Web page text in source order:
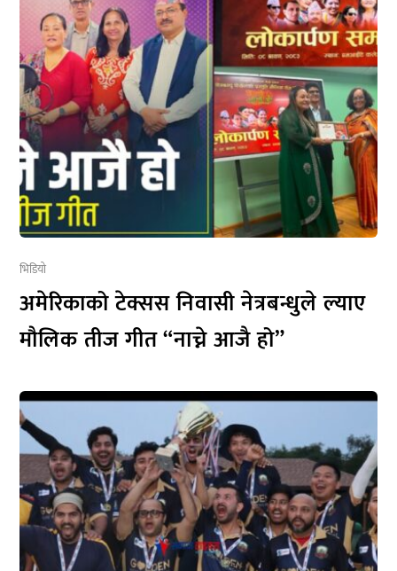
भिडियो
अमेरिकाको टेक्सस निवासी नेत्रबन्धुले ल्याए
मौलिक तीज गीत “नाच्ने आजै हो”